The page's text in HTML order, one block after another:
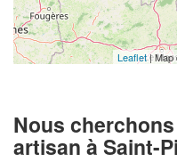
Leaflet| Map
Nous
artisan à Saint-